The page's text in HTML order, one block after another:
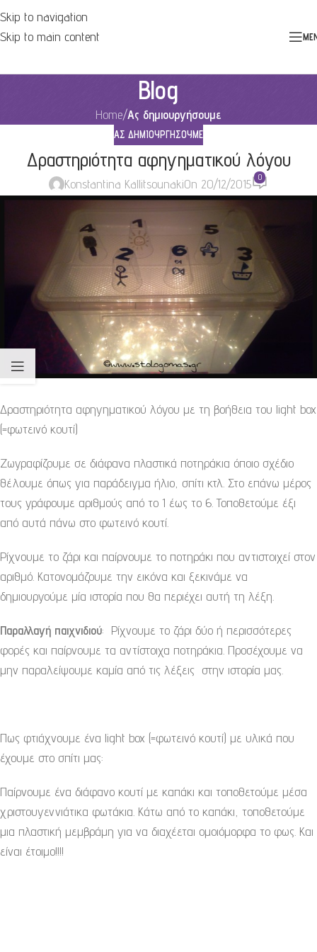
Skip to navigation
Skip to main content
Blog
Home/Ας δημιουργήσουμε
ΑΣ ΔΗΜΙΟΥΡΓΉΣΟΥΜΕ
Δραστηριότητα αφηγηματικού λόγου
Konstantina KallitsounakiOn 20/12/2015 0
Δραστηριότητα αφηγηματικού λόγου με τη βοήθεια του light box
(=φωτεινό κουτί)
Ζωγραφίζουμε σε διάφανα πλαστικά ποτηράκια όποιο σχέδιο
θέλουμε όπως για παράδειγμα ήλιο, σπίτι κτλ. Στο επάνω μέρος
τους γράφουμε αριθμούς από το 1 έως το 6. Τοποθετούμε έξι
από αυτά πάνω στο φωτεινό κουτί.
Ρίχνουμε το ζάρι και παίρνουμε το ποτηράκι που αντιστοιχεί στον
αριθμό. Κατονομάζουμε την εικόνα και ξεκινάμε να
δημιουργούμε μία ιστορία που θα περιέχει αυτή τη λέξη.
Παραλλαγή παιχνιδιού: Ρίχνουμε το ζάρι δύο ή περισσότερες
φορές και παίρνουμε τα αντίστοιχα ποτηράκια. Προσέχουμε να
μην παραλείψουμε καμία από τις λέξεις στην ιστορία μας.
Πως φτιάχνουμε ένα light box (=φωτεινό κουτί) με υλικά που
έχουμε στο σπίτι μας:
Παίρνουμε ένα διάφανο κουτί με καπάκι και τοποθετούμε μέσα
χριστουγεννιάτικα φωτάκια. Κάτω από το καπάκι, τοποθετούμε
μια πλαστική μεμβράμη για να διαχέεται ομοιόμορφα το φως. Και
είναι έτοιμο!!!!